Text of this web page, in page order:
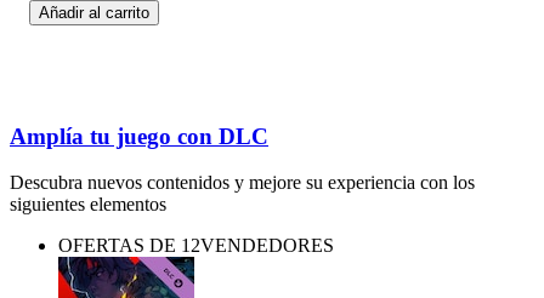
Añadir al carrito
Amplía tu juego con DLC
Descubra nuevos contenidos y mejore su experiencia con los
siguientes elementos
OFERTAS DE 12VENDEDORES